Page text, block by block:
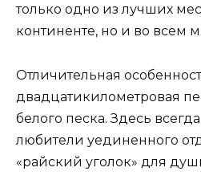
только одно из лучших
континенте, но и во всем
Отличительная
двадцатикилометровая
белого песка. Здесь
любители уединенного
«райский уголок» для